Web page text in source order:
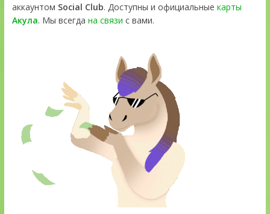
аккаунтом Social Club. Доступны и официальные карты
Акула. Мы всегда на связи с вами.